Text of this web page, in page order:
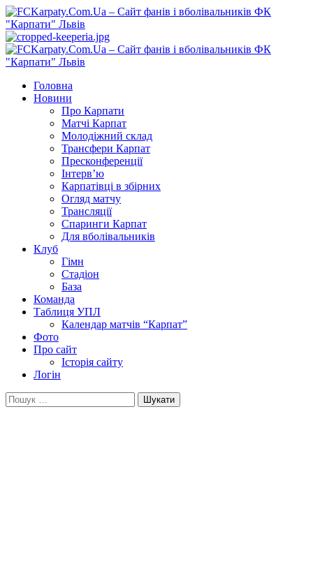
Перейти
до
вмісту
Primary
Menu
Головна
Новини
Про Карпати
Матчі Карпат
Молодіжний склад
Трансфери Карпат
Пресконференції
Інтерв’ю
Карпатівці в збірних
Огляд матчу
Трансляції
Спаринги Карпат
Для вболівальників
Клуб
Гімн
Стадіон
База
Команда
Таблиця УПЛ
Календар матчів “Карпат”
Фото
Про сайт
Історія сайту
Логін
Пошук: